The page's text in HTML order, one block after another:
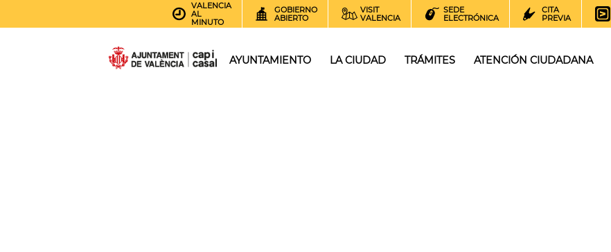
VALENCIA
AL
MINUTO
GOBIERNO
ABIERTO
VISIT
VALENCIA
SEDE
ELECTRÓNICA
CITA
PREVIA
AYUNTAMIENTO LA CIUDAD TRÁMITES ATENCIÓN CIUDADANA